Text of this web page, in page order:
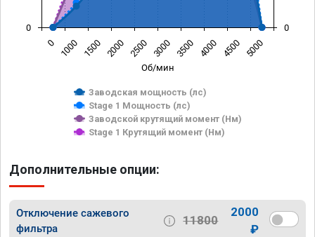
Об/мин
Заводская мощность (лс)
Stage 1 Мощность (лс)
Заводской крутящий момент (Нм)
Stage 1 Крутящий момент (Нм)
0 1000 1500 2000 2500 3000 3500 4000 4500 5000
0 0
Дополнительные опции:
Отключение сажевого
фильтра
11800
2000
₽